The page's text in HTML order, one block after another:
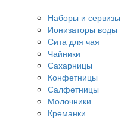
Наборы и сервизы
Ионизаторы воды
Сита для чая
Чайники
Сахарницы
Конфетницы
Салфетницы
Молочники
Креманки